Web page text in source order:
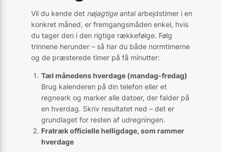
Vil du kende det nøjagtigeantal arbejdstimer i en
konkret måned, er fremgangsmåden enkel, hvis
du tager den i den rigtige rækkefølge. Følg
trinnene herunder – så har du både normtimerne
og de præsterede timer på få minutter:
Tæl månedens hverdage (mandag-fredag)
Brug kalenderen på din telefon eller et
regneark og marker alle datoer, der falder på
en hverdag. Skriv resultatet ned – det er
grundlaget for resten af udregningen.
Fratræk officielle helligdage, som rammer
hverdage